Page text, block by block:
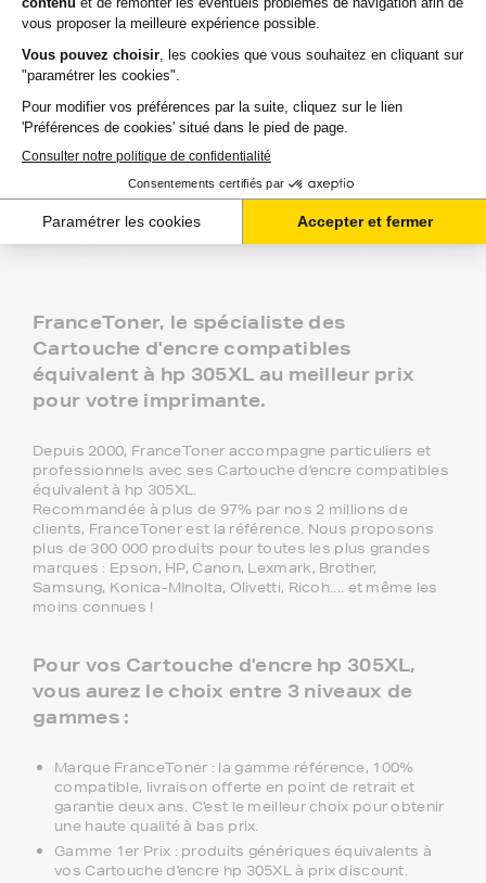
Entretien : est-ce qu'utiliser une cartouche
Garantie : utiliser une cartouche compatible annule-
t-elle ma garantie ?
FranceToner, le spécialiste des
Cartouche d'encre compatibles
équivalent à hp 305XL au meilleur prix
pour votre imprimante.
Depuis 2000, FranceToner accompagne particuliers et
professionnels avec ses Cartouche d'encre compatibles
équivalent à hp 305XL.
Recommandée à plus de 97% par nos 2 millions de
clients, FranceToner est la référence. Nous proposons
plus de 300 000 produits pour toutes les plus grandes
marques : Epson, HP, Canon, Lexmark, Brother,
Samsung, Konica-MInolta, Olivetti, Ricoh.... et même les
moins connues !
Pour vos Cartouche d'encre hp 305XL,
vous aurez le choix entre 3 niveaux de
gammes :
Marque FranceToner : la gamme référence, 100%
compatible, livraison offerte en point de retrait et
garantie deux ans. C'est le meilleur choix pour obtenir
une haute qualité à bas prix.
Gamme 1er Prix : produits génériques équivalents à
vos Cartouche d'encre hp 305XL à prix discount.